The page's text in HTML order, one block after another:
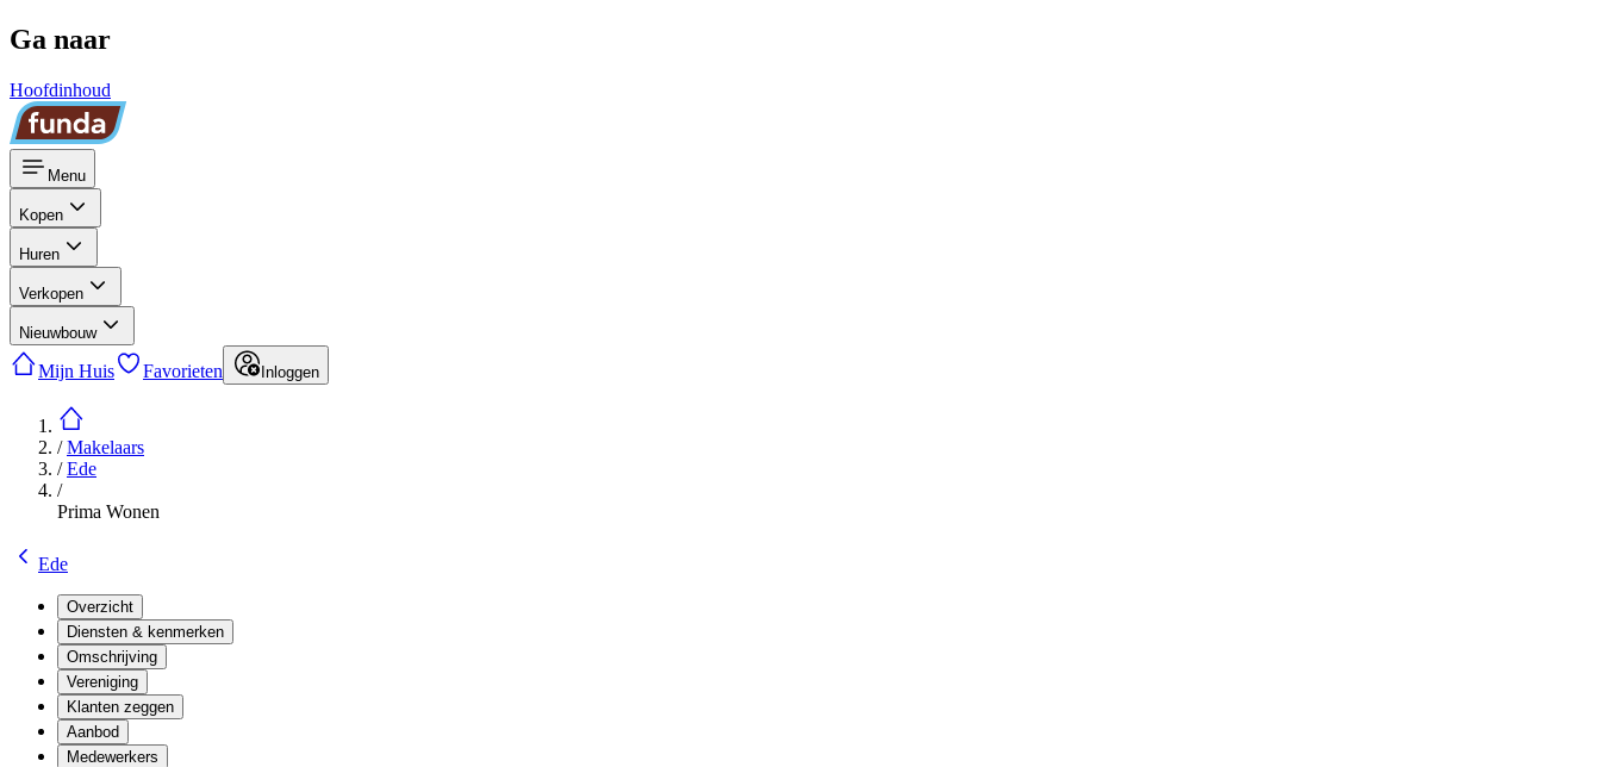
Ga naar
Hoofdinhoud
Menu
Kopen
Huren
Verkopen
Nieuwbouw
Mijn Huis Favorieten Inloggen
/Makelaars
/Ede
/
Prima Wonen
Ede
Overzicht
Diensten & kenmerken
Omschrijving
Vereniging
Klanten zeggen
Aanbod
Medewerkers